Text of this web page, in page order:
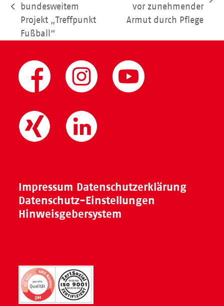
vorheriger
Beitrag:
bundesweitem
Projekt „Treffpunkt
Fußball“
Nächster
Beitrag:
vor zunehmender
Armut durch Pflege
Impressum Datenschutzerklärung
Datenschutz-Einstellungen
Hinweisgebersystem